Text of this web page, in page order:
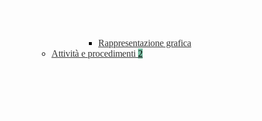
Rappresentazione grafica
Attività e procedimenti 2